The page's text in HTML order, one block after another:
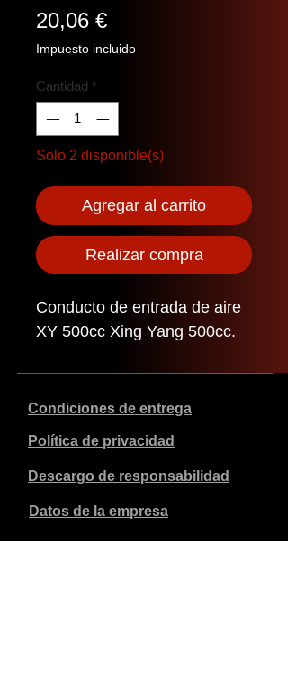
20,06 €Precio
Impuesto incluido
Cantidad *
Solo 2 disponible(s)
Agregar al carrito
Realizar compra
Conducto de entrada de aire
XY 500cc Xing Yang 500cc.
Condiciones de entrega
Política de privacidad
Descargo de responsabilidad
Datos de la empresa